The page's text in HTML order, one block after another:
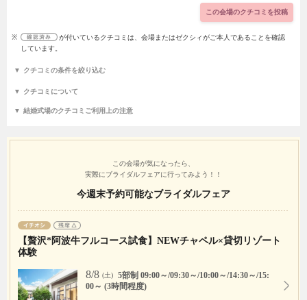
この会場のクチコミを投稿
※
が付いているクチコミは、会場またはゼクシィがご本人であることを確認
しています。
クチコミの条件を絞り込む
クチコミについて
結婚式場のクチコミご利用上の注意
この会場が気になったら、
実際にブライダルフェアに行ってみよう！！
今週末予約可能なブライダルフェア
【贅沢*阿波牛フルコース試食】NEWチャペル×貸切リゾート
体験
8/8 (土)
5部制 09:00～/09:30～/10:00～/14:30～/15:
00～ (3時間程度)